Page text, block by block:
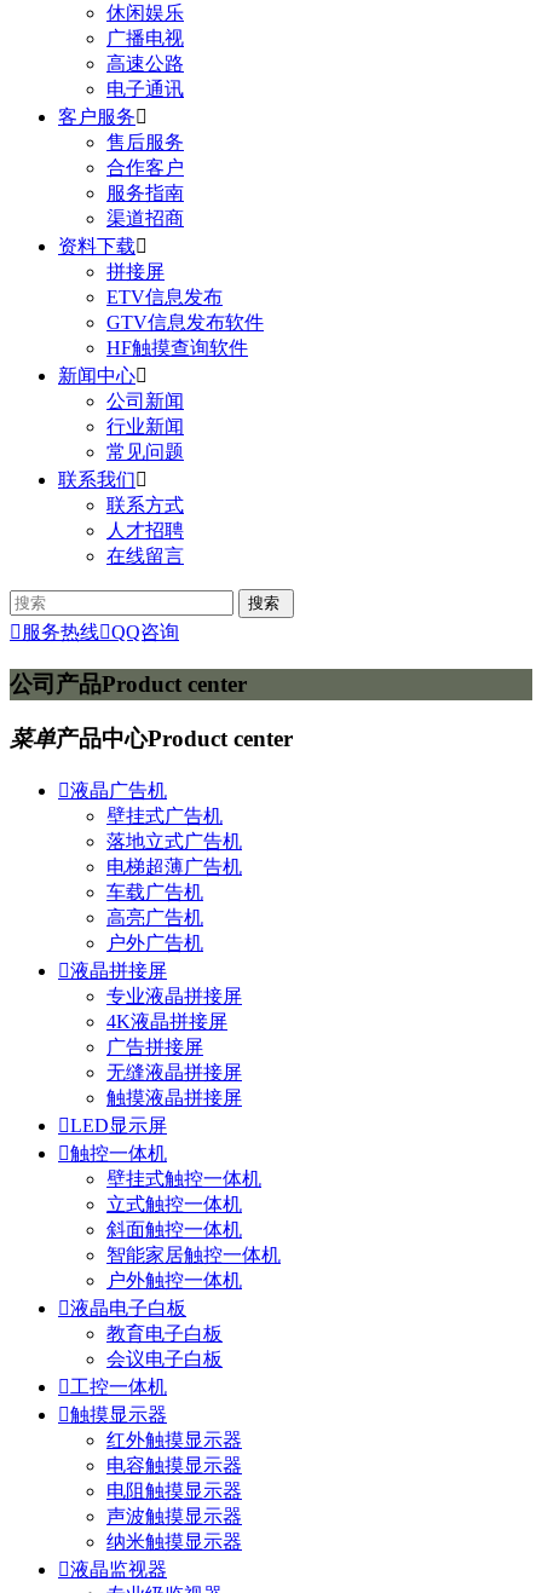
休闲娱乐
广播电视
高速公路
电子通讯
客户服务
售后服务
合作客户
服务指南
渠道招商
资料下载
拼接屏
ETV信息发布
GTV信息发布软件
HF触摸查询软件
新闻中心
公司新闻
行业新闻
常见问题
联系我们
联系方式
人才招聘
在线留言
 服务热线QQ咨询
公司产品Product center
菜单产品中心Product center
液晶广告机
壁挂式广告机
落地立式广告机
电梯超薄广告机
车载广告机
高亮广告机
户外广告机
液晶拼接屏
专业液晶拼接屏
4K液晶拼接屏
广告拼接屏
无缝液晶拼接屏
触摸液晶拼接屏
LED显示屏
触控一体机
壁挂式触控一体机
立式触控一体机
斜面触控一体机
智能家居触控一体机
户外触控一体机
液晶电子白板
教育电子白板
会议电子白板
工控一体机
触摸显示器
红外触摸显示器
电容触摸显示器
电阻触摸显示器
声波触摸显示器
纳米触摸显示器
液晶监视器